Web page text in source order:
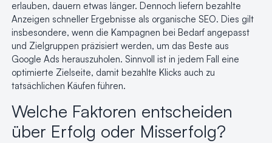
erlauben, dauern etwas länger. Dennoch liefern bezahlte
Anzeigen schneller Ergebnisse als organische SEO. Dies gilt
insbesondere, wenn die Kampagnen bei Bedarf angepasst
und Zielgruppen präzisiert werden, um das Beste aus
Google Ads herauszuholen. Sinnvoll ist in jedem Fall eine
optimierte Zielseite, damit bezahlte Klicks auch zu
tatsächlichen Käufen führen.
Welche Faktoren entscheiden
über Erfolg oder Misserfolg?